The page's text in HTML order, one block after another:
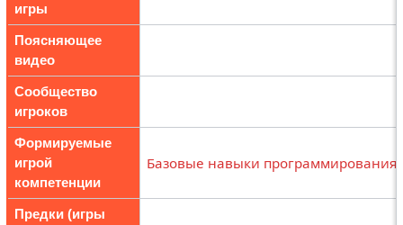
игры
Поясняющее
видео
Сообщество
игроков
Формируемые
игрой
компетенции
Базовые навыки программирования
Предки (игры